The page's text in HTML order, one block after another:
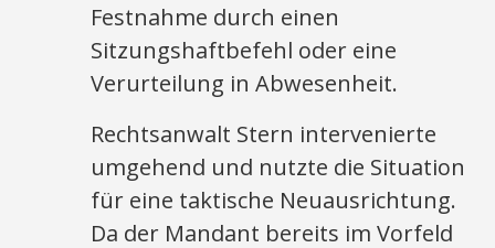
Festnahme durch einen
Sitzungshaftbefehl oder eine
Verurteilung in Abwesenheit.
Rechtsanwalt Stern intervenierte
umgehend und nutzte die Situation
für eine taktische Neuausrichtung.
Da der Mandant bereits im Vorfeld